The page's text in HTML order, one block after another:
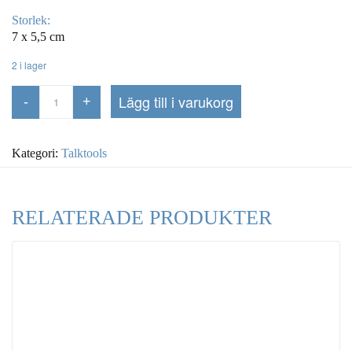
Storlek:
7 x 5,5 cm
2 i lager
Lägg till i varukorg
Kategori: Talktools
RELATERADE PRODUKTER